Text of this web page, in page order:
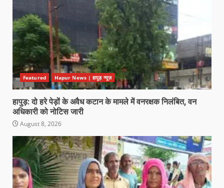
Featured Hapur News | हापुड़ न्यूज़
हापुड़: दो हरे पेड़ों के अवैध कटान के मामले में वनरक्षक निलंबित, वन
अधिकारी को नोटिस जारी
August 8, 2026